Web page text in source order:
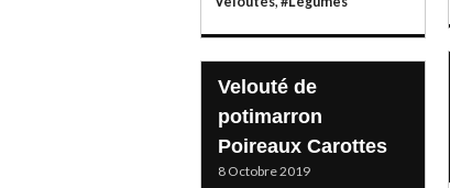
Velouté de
potimarron
Poireaux Carottes
8 Octobre 2019